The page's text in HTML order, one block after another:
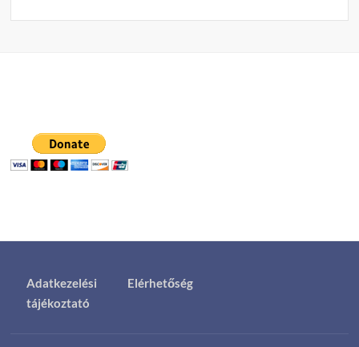
Adatkezelési
tájékoztató
Elérhetőség